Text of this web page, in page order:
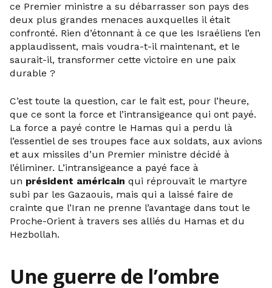
ce Premier ministre a su débarrasser son pays des
deux plus grandes menaces auxquelles il était
confronté. Rien d’étonnant à ce que les Israéliens l’en
applaudissent, mais voudra-t-il maintenant, et le
saurait-il, transformer cette victoire en une paix
durable ?
C’est toute la question, car le fait est, pour l’heure,
que ce sont la force et l’intransigeance qui ont payé.
La force a payé contre le Hamas qui a perdu là
l’essentiel de ses troupes face aux soldats, aux avions
et aux missiles d’un Premier ministre décidé à
l’éliminer. L’intransigeance a payé face à
un président américain qui réprouvait le martyre
subi par les Gazaouis, mais qui a laissé faire de
crainte que l’Iran ne prenne l’avantage dans tout le
Proche-Orient à travers ses alliés du Hamas et du
Hezbollah.
Une guerre de l’ombre